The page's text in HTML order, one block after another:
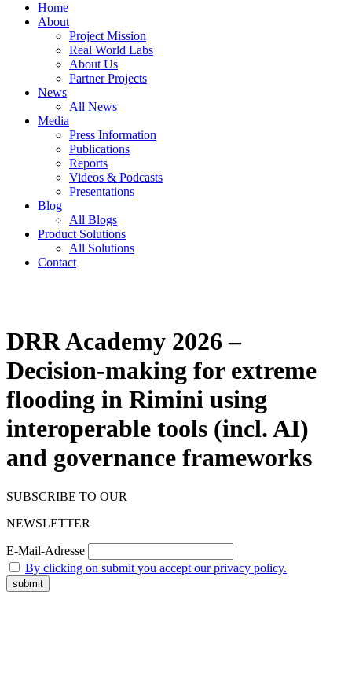
Home
About
Project Mission
Real World Labs
About Us
Partner Projects
News
All News
Media
Press Information
Publications
Reports
Videos & Podcasts
Presentations
Blog
All Blogs
Product Solutions
All Solutions
Contact
DRR Academy 2026 –
Decision-making for extreme
flooding in Rimini using
interoperable tools (incl. AI)
and governance frameworks
SUBSCRIBE TO OUR
NEWSLETTER
E-Mail-Adresse
By clicking on submit you accept our privacy policy.